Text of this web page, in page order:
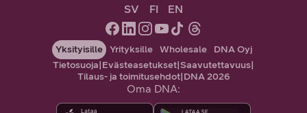
SV FI EN
Yksityisille Yrityksille Wholesale
DNA Oyj
Tietosuoja|Evästeasetukset|Saavutettavuus|
Tilaus- ja toimitusehdot|DNA 2026
Oma DNA: